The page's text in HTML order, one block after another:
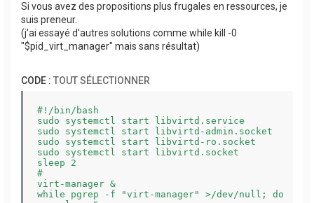
Si vous avez des propositions plus frugales en ressources, je
suis preneur.
(j'ai essayé d'autres solutions comme while kill -0
"$pid_virt_manager" mais sans résultat)
CODE : TOUT SÉLECTIONNER
#!/bin/bash
sudo systemctl start libvirtd.service
sudo systemctl start libvirtd-admin.socket
sudo systemctl start libvirtd-ro.socket
sudo systemctl start libvirtd.socket
sleep 2
#
virt-manager &
while pgrep -f "virt-manager" >/dev/null; do